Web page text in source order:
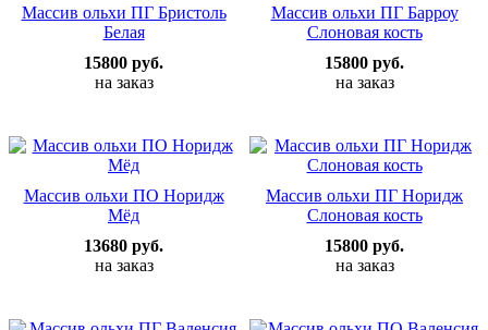
Массив ольхи ПГ Бристоль
Белая
15800 руб.
на заказ
Массив ольхи ПГ Барроу
Слоновая кость
15800 руб.
на заказ
Массив ольхи ПО Норидж
Мёд
13680 руб.
на заказ
Массив ольхи ПГ Норидж
Слоновая кость
15800 руб.
на заказ